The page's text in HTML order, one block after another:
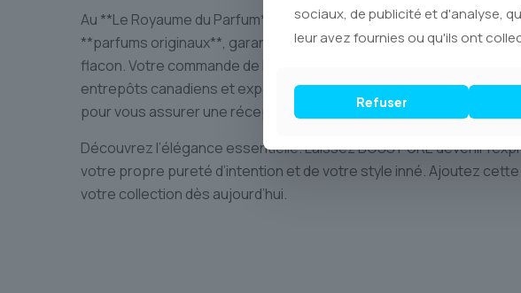
Au **Le Royaume du Parfum**, nous nous engageons à vous offrir
**parfums originaux**, garantissant l’authenticité et la qualité
flacon. Votre commande de BOSS PURE est préparée avec le plus
entrepôts canadiens et expédiée de manière sécurisée et fiable
pour vous assurer une réception rapide et tranquille partout au
Découvrez l’élégance essentielle. Laissez BOSS PURE devenir
votre propre pureté d’intention et de votre style inné. Ajoutez
votre collection dès aujourd’hui.
sociaux, de publicité et d'analyse,
leur avez fournies ou qu'ils ont
Refuser